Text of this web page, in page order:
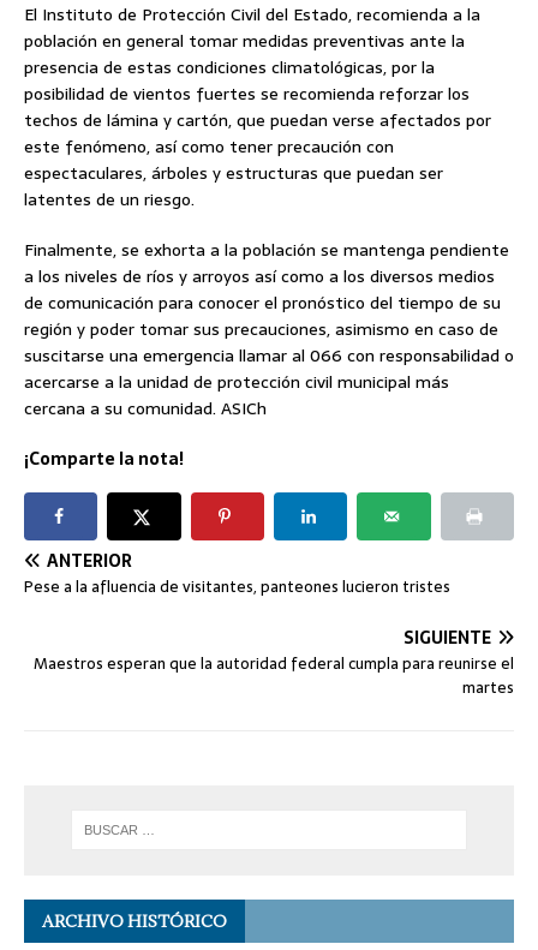
El Instituto de Protección Civil del Estado, recomienda a la
población en general tomar medidas preventivas ante la
presencia de estas condiciones climatológicas, por la
posibilidad de vientos fuertes se recomienda reforzar los
techos de lámina y cartón, que puedan verse afectados por
este fenómeno, así como tener precaución con
espectaculares, árboles y estructuras que puedan ser
latentes de un riesgo.
Finalmente, se exhorta a la población se mantenga pendiente
a los niveles de ríos y arroyos así como a los diversos medios
de comunicación para conocer el pronóstico del tiempo de su
región y poder tomar sus precauciones, asimismo en caso de
suscitarse una emergencia llamar al 066 con responsabilidad o
acercarse a la unidad de protección civil municipal más
cercana a su comunidad. ASICh
¡Comparte la nota!
ANTERIOR
Pese a la afluencia de visitantes, panteones lucieron tristes
SIGUIENTE
Maestros esperan que la autoridad federal cumpla para reunirse el
martes
ARCHIVO HISTÓRICO